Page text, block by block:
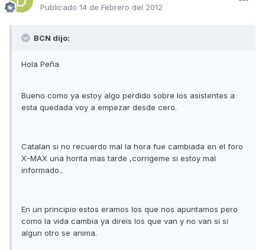
Publicado 14 de Febrero del 2012
BCN dijo:
Hola Peña
Bueno como ya estoy algo perdido sobre los asistentes a
esta quedada voy a empezar desde cero.
Catalan si no recuerdo mal la hora fue cambiada en el foro
X-MAX una horita mas tarde ,corrigeme si estoy mal
informado..
En un principio estos eramos los que nos apuntamos pero
como la vida cambia ya direis los que van y no van si si
algun otro se anima.